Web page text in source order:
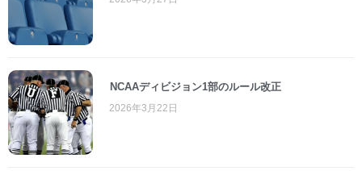
NCAAディビジョン1部のルール改正
2026年3月22日